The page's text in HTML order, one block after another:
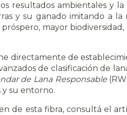
resultados ambientales y
y su ganado imitando a la
mayor biodiversidad,
directamente de
de clasificación de
de Lana Responsable
y su entorno.
de esta fibra, consultá el